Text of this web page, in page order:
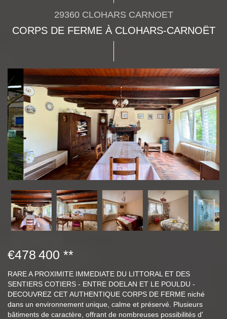
29360 CLOHARS CARNOET
CORPS DE FERME À CLOHARS-CARNOËT
€478 400 **
RARE A PROXIMITE IMMEDIATE DU LITTORAL ET DES
SENTIERS COTIERS - ENTRE DOELAN ET LE POULDU -
DECOUVREZ CET AUTHENTIQUE CORPS DE FERME niché
dans un environnement unique, calme et préservé. Plusieurs
bâtiments de caractère, offrant de nombreuses possibilités d'